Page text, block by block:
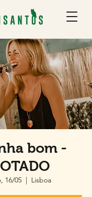
bom -
16/05
  |
Lisboa